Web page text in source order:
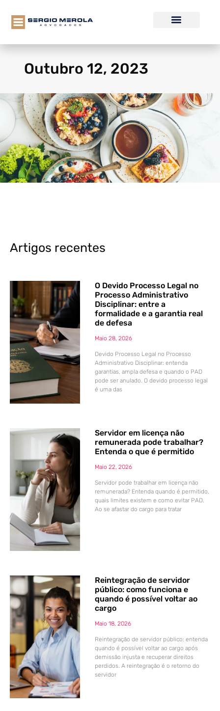
Outubro 12, 2023
Artigos recentes
O Devido Processo Legal no
Processo Administrativo
Disciplinar: entre a
formalidade e a garantia real
de defesa
Maio 28, 2026
Devido Processo Legal no Processo
Administrativo Disciplinar: entenda
garantias, ampla defesa e quando o PAD
pode ser anulado. O devido processo legal
é uma das
Servidor em licença não
remunerada pode trabalhar?
Entenda o que é permitido
Maio 22, 2026
Servidor pode trabalhar em licença não
remunerada? Entenda quando é permitido,
quais limites existem e como evitar PAD.
Ao se afastar do cargo para tratar
Reintegração de servidor
público: como funciona e
quando é possível voltar ao
cargo
Maio 18, 2026
Reintegração de servidor público: entenda
quando é possível voltar ao cargo após
demissão injusta e recuperar direitos
perdidos. A reintegração é o retorno do
servidor